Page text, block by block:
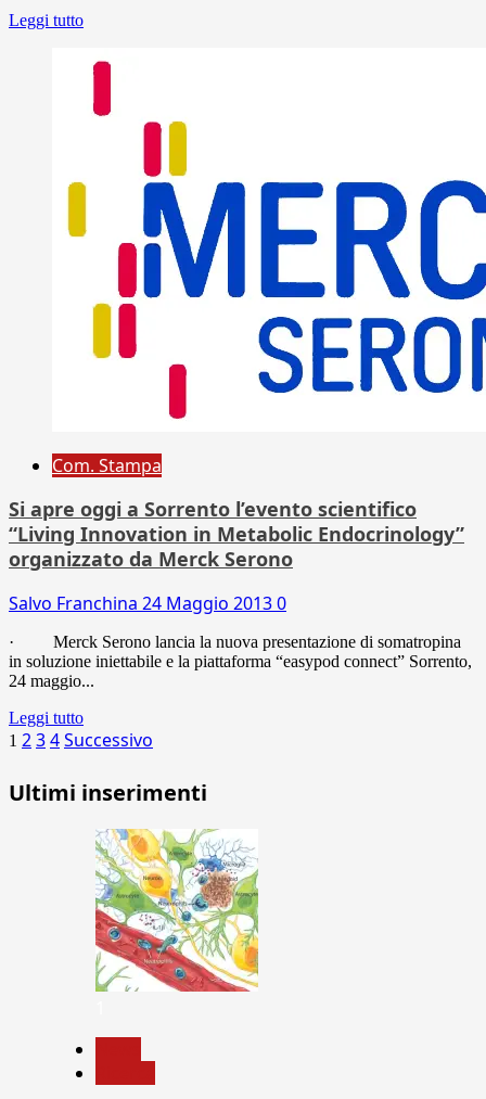
Leggi tutto
Com. Stampa
Si apre oggi a Sorrento l’evento scientifico
“Living Innovation in Metabolic Endocrinology”
organizzato da Merck Serono
Salvo Franchina 24 Maggio 20130
· Merck Serono lancia la nuova presentazione di somatropina
in soluzione iniettabile e la piattaforma “easypod connect” Sorrento,
24 maggio...
Leggi tutto
Paginazione
degli
articoli
1 234Successivo
Ultimi inserimenti